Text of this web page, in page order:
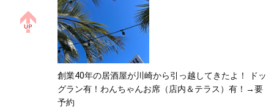
創業40年の居酒屋が川崎から引っ越してきたよ！ ドッ
グラン有！わんちゃんお席（店内＆テラス）有！→要
予約